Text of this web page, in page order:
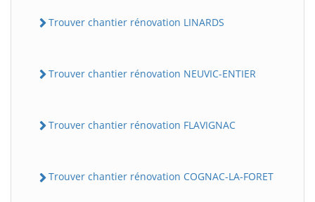
Trouver chantier rénovation LINARDS
Trouver chantier rénovation NEUVIC-ENTIER
Trouver chantier rénovation FLAVIGNAC
Trouver chantier rénovation COGNAC-LA-FORET